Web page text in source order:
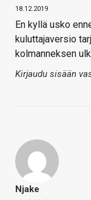
18.12.2019
En kyllä usko
kuluttajaversio
kolmanneksen
Kirjaudu sisään
Njake